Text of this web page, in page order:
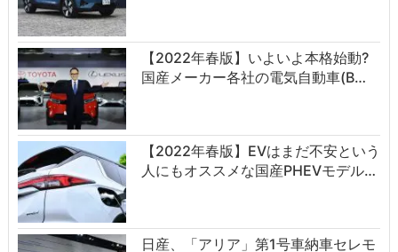
【2022年春版】いよいよ本格始動?
国産メーカー各社の電気自動車(B…
【2022年春版】EVはまだ不安という
人にもオススメな国産PHEVモデル…
日産、「アリア」第1号車納車セレモ